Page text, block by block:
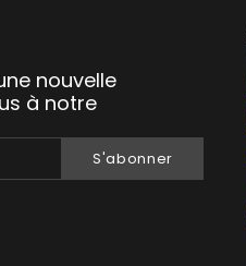
nouvelle
à notre
S'abonner